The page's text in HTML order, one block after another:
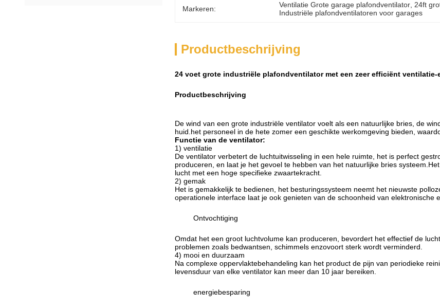
Markeren: Ventilatie Grote garage plafondventilator 24ft
Industriële plafondventilatoren voor garages
Productbeschrijving
24 voet grote industriële plafondventilator met een zeer efficiënt ventilatie-
Productbeschrijving
De wind van een grote industriële ventilator voelt als een natuurlijke bries, de
huid.het personeel in de hete zomer een geschikte werkomgeving bieden,
Functie van de ventilator:
1) ventilatie
De ventilator verbetert de luchtuitwisseling in een hele ruimte, het is perfect
produceren, en laat je het gevoel te hebben van het natuurlijke bries
lucht met een hoge specifieke zwaartekracht.
2) gemak
Het is gemakkelijk te bedienen, het besturingssysteem neemt het nieuwste
operationele interface laat je ook genieten van de schoonheid van elektronische
Ontvochtiging
Omdat het een groot luchtvolume kan produceren, bevordert het effectief de
problemen zoals bedwantsen, schimmels enzovoort sterk wordt verminderd.
4) mooi en duurzaam
Na complexe oppervlaktebehandeling kan het product de pijn van periodieke
levensduur van elke ventilator kan meer dan 10 jaar bereiken.
energiebesparing